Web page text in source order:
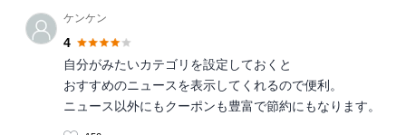
ケンケン
4
自分がみたいカテゴリを設定しておくと
おすすめのニュースを表示してくれるので便利。
ニュース以外にもクーポンも豊富で節約にもなります。